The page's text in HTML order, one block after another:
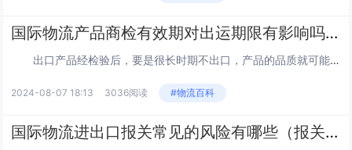
国际物流产品商检有效期对出运期限有影响吗（国际物流干货知识分享）
出口产品经检验后，要是很长时期不出口，产品的品质就可能会发生一定的改变，原先验证的结果就不可能充分体现产品的具体情况...
2024-08-07 18:13 3036阅读 #物流百科
国际物流进出口报关常见的风险有哪些（报关单被拒怎么办）